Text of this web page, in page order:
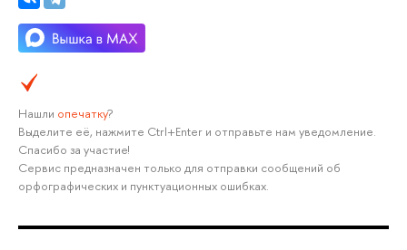
Нашли опечатку?
Выделите её, нажмите Ctrl+Enter и отправьте нам уведомление.
Спасибо за участие!
Сервис предназначен только для отправки сообщений об
орфографических и пунктуационных ошибках.